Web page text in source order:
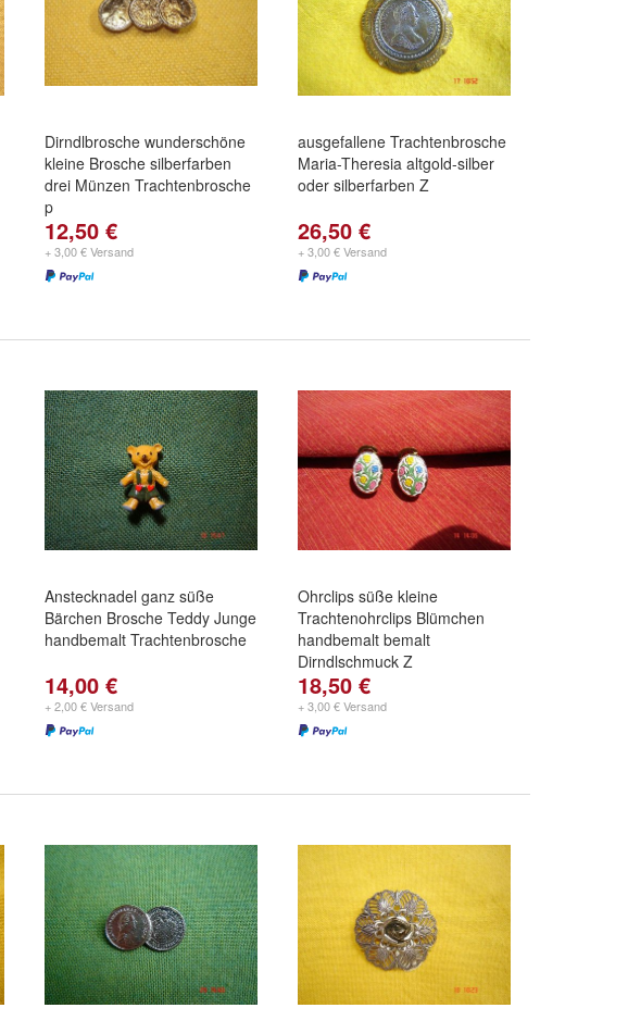
Dirndlbrosche wunderschöne
kleine Brosche silberfarben
drei Münzen Trachtenbrosche
p
12,50 €
+ 3,00 € Versand
ausgefallene Trachtenbrosche
Maria-Theresia altgold-silber
oder silberfarben Z
26,50 €
+ 3,00 € Versand
Anstecknadel ganz süße
Bärchen Brosche Teddy Junge
handbemalt Trachtenbrosche
14,00 €
+ 2,00 € Versand
Ohrclips süße kleine
Trachtenohrclips Blümchen
handbemalt bemalt
Dirndlschmuck Z
18,50 €
+ 3,00 € Versand